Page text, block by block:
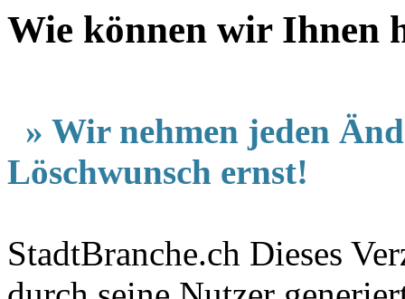
Wie können wir Ihnen
» Wir nehmen jeden
Löschwunsch ernst!
StadtBranche.ch Dieses